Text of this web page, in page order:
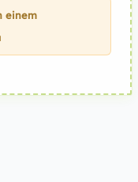
einem